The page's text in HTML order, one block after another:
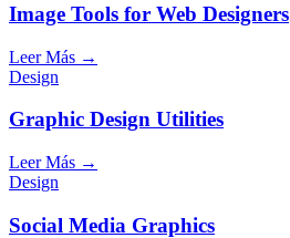
Image Tools for Web Designers
Leer Más →
Design
Graphic Design Utilities
Leer Más →
Design
Social Media Graphics